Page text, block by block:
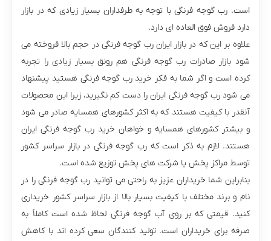
است.‌ رب گوجه فرنگی با توجه به طرفداران بسیار زیادی که در بازار
دارد فروش فوق العاده ای دارد.
علاوه بر این که در بازار ایران رب گوجه فرنگی در حجم بالا فروخته می‌
شود بازار صادرات رب گوجه فرنگی هم رونق بسیار زیادی را تجربه
کرده است و اگر شما به فکر خرید رب گوجه فرنگی هستید پیشنهاد
می شود رب گوجه فرنگی ایران را دست کم نگیرید، زیرا این محصولات
آنقدر با کیفیت هستند که به اکثر کشورهای همسایه صادر می‌ شود
و بیشتر کشورهای همسایه و خواهان خرید رب گوجه فرنگی ایران
هستند. لازم به ذکر است که رب گوجه فرنگی در بازار سراسر کشور
توسط مراکز پخش یا شرکت‌ های پخش توزیع شده است.
بنابراین شما خریداران عزیز به راحتی می توانید رب گوجه فرنگی را در
نام و برند مختلف با کیفیت بسیار بالا از بازار سراسر کشور خریداری
کنید.‌ قیمتی که بر روی آب گوجه فرنگی لحاظ شده است کاملاً به
صرفه برای خریداران است. تولید کنندگان سعی کرده اند با کاهش